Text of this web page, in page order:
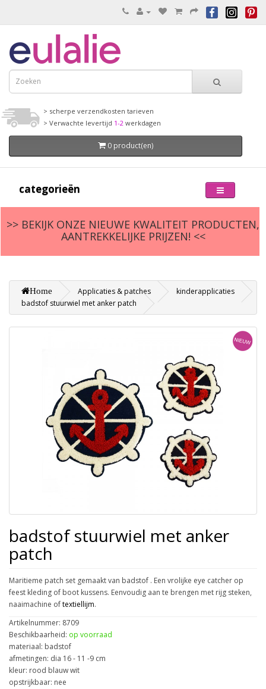
> scherpe verzendkosten tarieven
> Verwachte levertijd 1-2 werkdagen
0 product(en)
categorieën
>> BEKIJK ONZE NIEUWE KWALITEIT PRODUCTEN,
AANTREKKELIJKE PRIJZEN! <<
Home Applicaties & patches
kinderapplicaties
badstof stuurwiel met anker patch
badstof stuurwiel met anker
patch
Maritieme patch set gemaakt van badstof . Een vrolijke eye catcher op
feest kleding of boot kussens. Eenvoudig aan te brengen met rijg steken,
naaimachine oftextiellijm.
Artikelnummer: 8709
Beschikbaarheid: op voorraad
materiaal: badstof
afmetingen: dia 16 - 11 -9 cm
kleur: rood blauw wit
opstrijkbaar: nee